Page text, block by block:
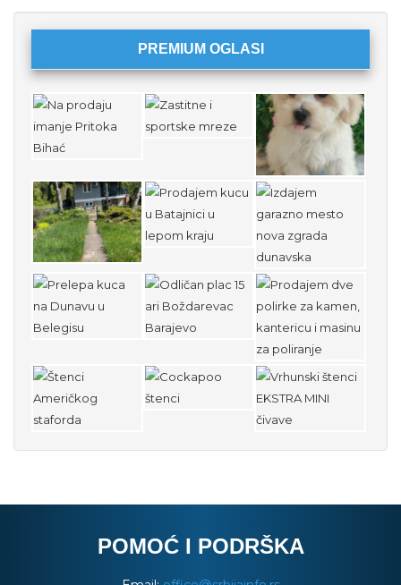
PREMIUM OGLASI
POMOĆ I PODRŠKA